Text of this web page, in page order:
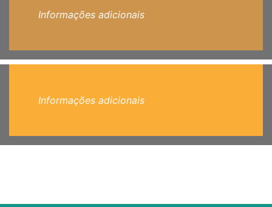
Informações adicionais
Informações adicionais